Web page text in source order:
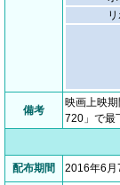
備考
映画上映
720」で最
配布期間 2016年6月